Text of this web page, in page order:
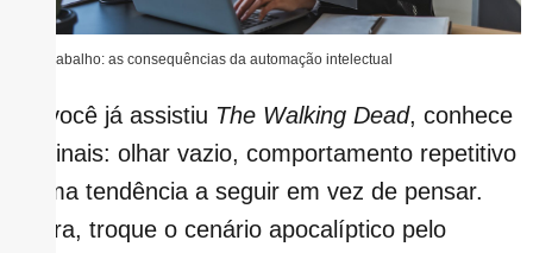
IA no trabalho: as consequências da automação intelectual
Se você já assistiu The Walking Dead, conhece
os sinais: olhar vazio, comportamento repetitivo
e uma tendência a seguir em vez de pensar.
Agora, troque o cenário apocalíptico pelo